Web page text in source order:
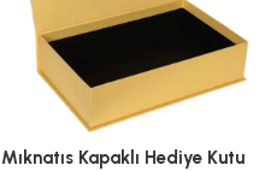
Mıknatıs Kapaklı Hediye Kutu